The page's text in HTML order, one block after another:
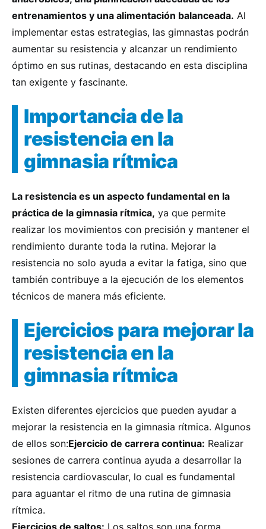
entrenamientos y una alimentación balanceada. Al
implementar estas estrategias, las gimnastas podrán
aumentar su resistencia y alcanzar un rendimiento
óptimo en sus rutinas, destacando en esta disciplina
tan exigente y fascinante.
Importancia de la
resistencia en la
gimnasia rítmica
La resistencia es un aspecto fundamental en la
práctica de la gimnasia rítmica, ya que permite
realizar los movimientos con precisión y mantener el
rendimiento durante toda la rutina. Mejorar la
resistencia no solo ayuda a evitar la fatiga, sino que
también contribuye a la ejecución de los elementos
técnicos de manera más eficiente.
Ejercicios para mejorar la
resistencia en la
gimnasia rítmica
Existen diferentes ejercicios que pueden ayudar a
mejorar la resistencia en la gimnasia rítmica. Algunos
de ellos son:Ejercicio de carrera continua: Realizar
sesiones de carrera continua ayuda a desarrollar la
resistencia cardiovascular, lo cual es fundamental
para aguantar el ritmo de una rutina de gimnasia
rítmica.
Ejercicios de saltos: Los saltos son una forma